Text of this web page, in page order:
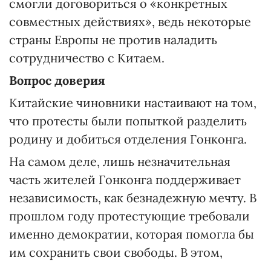
смогли договориться о «конкретных
совместных действиях», ведь некоторые
страны Европы не против наладить
сотрудничество с Китаем.
Вопрос доверия
Китайские чиновники настаивают на том,
что протесты были попыткой разделить
родину и добиться отделения Гонконга.
На самом деле, лишь незначительная
часть жителей Гонконга поддерживает
независимость, как безнадежную мечту. В
прошлом году протестующие требовали
именно демократии, которая помогла бы
им сохранить свои свободы. В этом,